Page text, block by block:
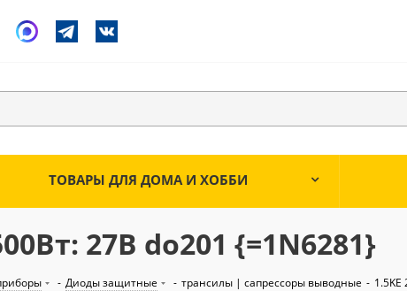
ТОВАРЫ ДЛЯ ДОМА И ХОББИ
27В do201 {=1N6281}
- Диоды защитные - трансилы | сапрессоры выводные -